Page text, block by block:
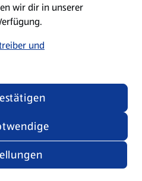
wir dir in unserer
und